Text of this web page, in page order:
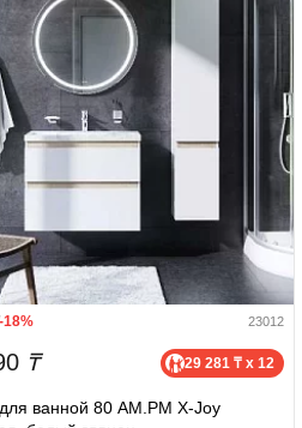
-18% 23012
₸ 29 281 ₸ x 12
ванной 80 AM.PM X-Joy